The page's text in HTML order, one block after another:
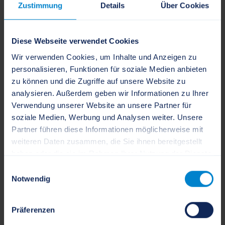
Zustimmung Details Über Cookies
Diese Webseite verwendet Cookies
Wir verwenden Cookies, um Inhalte und Anzeigen zu
personalisieren, Funktionen für soziale Medien anbieten
zu können und die Zugriffe auf unsere Website zu
analysieren. Außerdem geben wir Informationen zu Ihrer
Verwendung unserer Website an unsere Partner für
soziale Medien, Werbung und Analysen weiter. Unsere
Partner führen diese Informationen möglicherweise mit
weiteren Daten zusammen, die Sie ihnen bereitgestellt
Notwendig
Präferenzen
Recyclingmaterial verwendet, das beim Abbruch des
Wiederverwendung der vorhandenen Materialien
konnten wertvolle Ressourcen geschont, zusätzliche
Materialtransporte vermieden und gleichzeitig die
Baukosten reduziert werden.
Die Oberfläche wurde, wie bereits beim
Interimsparkplatz an der Wiesenstraße, als
wassergebundenen Decke aus Schotter und Kies
hergestellt. Diese Bauweise ermöglicht die
besonders für eine zeitlich befristete Nutzung.
belaufen sich auf rund 18.000 Euro.